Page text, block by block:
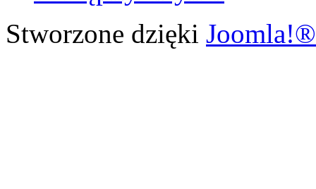
Stworzone dzięki Joomla!®